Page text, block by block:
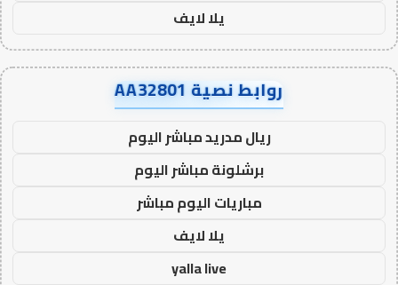
يلا لايف
روابط نصية AA32801
ريال مدريد مباشر اليوم
برشلونة مباشر اليوم
مباريات اليوم مباشر
يلا لايف
yalla live